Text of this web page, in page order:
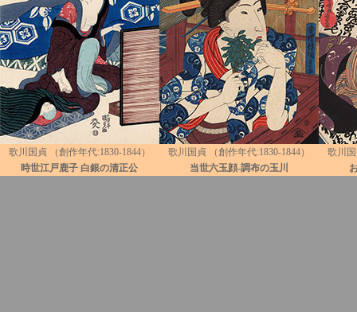
歌川国貞 （創作年代:1830-1844）
時世江戸鹿子 白銀の清正公
歌川国貞 （創作年代:1830-1844）
当世六玉顔-調布の玉川
歌川